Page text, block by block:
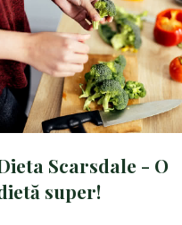
Scarsdale - O
super!